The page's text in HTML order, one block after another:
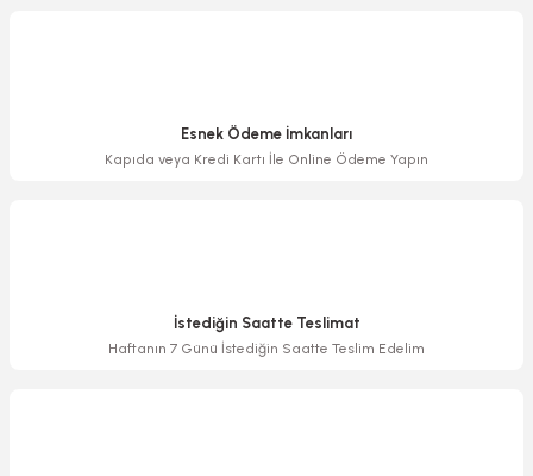
Esnek Ödeme İmkanları
Kapıda veya Kredi Kartı İle Online Ödeme Yapın
İstediğin Saatte Teslimat
Haftanın 7 Günü İstediğin Saatte Teslim Edelim